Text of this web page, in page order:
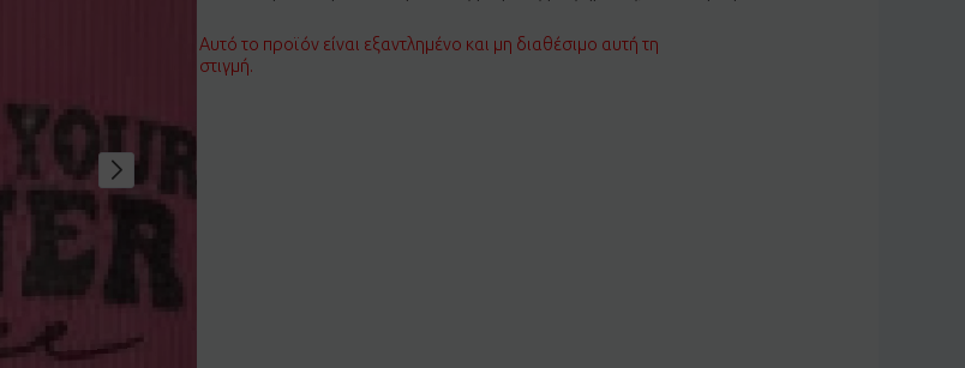
Αυτό το προϊόν είναι εξαντλημένο και μη διαθέσιμο αυτή τη
στιγμή.